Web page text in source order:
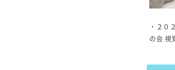
・２
の会 視